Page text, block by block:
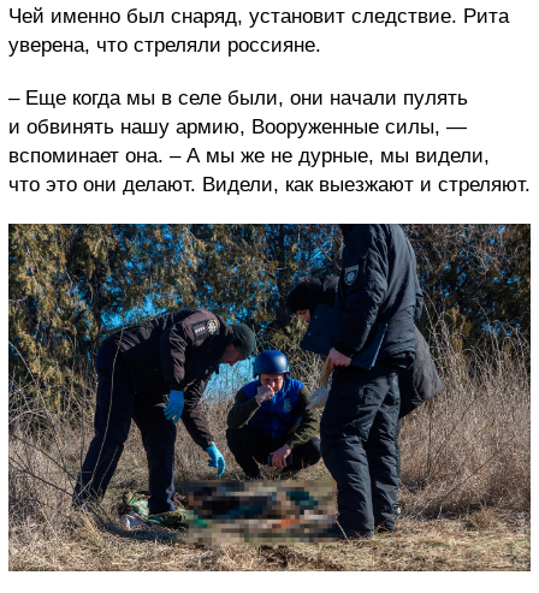
Чей именно был снаряд, установит следствие. Рита
уверена, что стреляли россияне.
– Еще когда мы в селе были, они начали пулять
и обвинять нашу армию, Вооруженные силы, —
вспоминает она. – А мы же не дурные, мы видели,
что это они делают. Видели, как выезжают и стреляют.